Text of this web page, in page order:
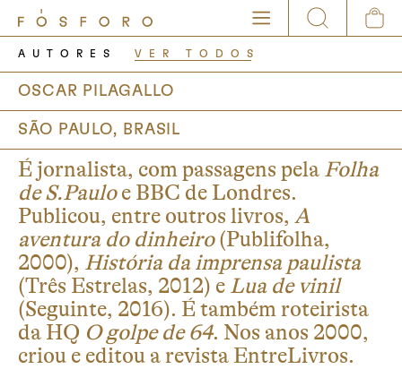
AUTORES VER TODOS
OSCAR PILAGALLO
SÃO PAULO, BRASIL
É jornalista, com passagens pela Folha
de S.Pauloe BBC de Londres.
Publicou, entre outros livros, A
aventura do dinheiro(Publifolha,
2000), História da imprensa paulista
(Três Estrelas, 2012) e Lua de vinil
(Seguinte, 2016). É também roteirista
da HQ O golpe de 64. Nos anos 2000,
criou e editou a revista EntreLivros.